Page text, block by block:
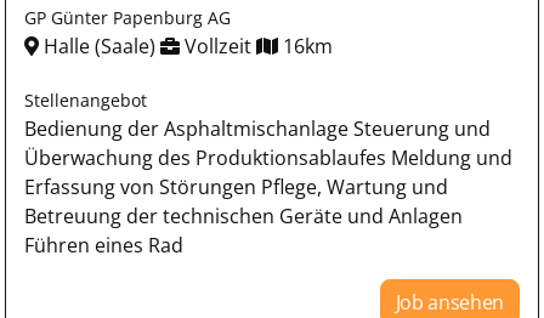
GP Günter Papenburg AG
Halle (Saale) Vollzeit 16km
Stellenangebot
Bedienung der Asphaltmischanlage Steuerung und
Überwachung des Produktionsablaufes Meldung und
Erfassung von Störungen Pflege, Wartung und
Betreuung der technischen Geräte und Anlagen
Führen eines Rad
Job ansehen